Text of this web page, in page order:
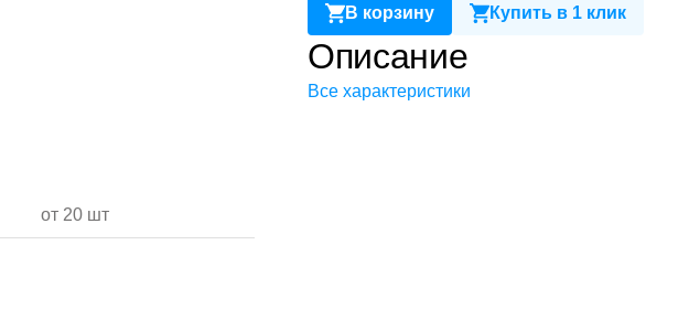
В корзину Купить в 1 клик
Описание
Все характеристики
от 20 шт